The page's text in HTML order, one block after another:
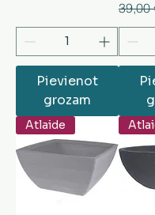
Pievienot
grozam
39,00
Atlaide